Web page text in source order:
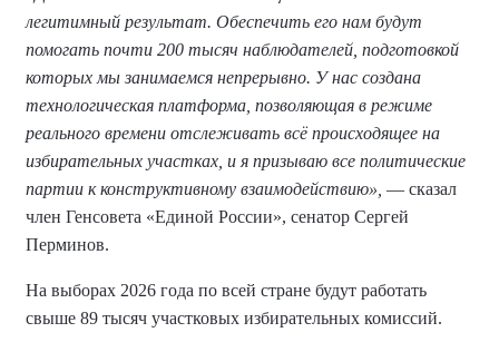
легитимный результат. Обеспечить его нам будут
помогать почти 200 тысяч наблюдателей, подготовкой
которых мы занимаемся непрерывно. У нас создана
технологическая платформа, позволяющая в режиме
реального времени отслеживать всё происходящее на
избирательных участках, и я призываю все политические
партии к конструктивному взаимодействию», — сказал
член Генсовета «Единой России», сенатор Сергей
Перминов.
На выборах 2026 года по всей стране будут работать
свыше 89 тысяч участковых избирательных комиссий.